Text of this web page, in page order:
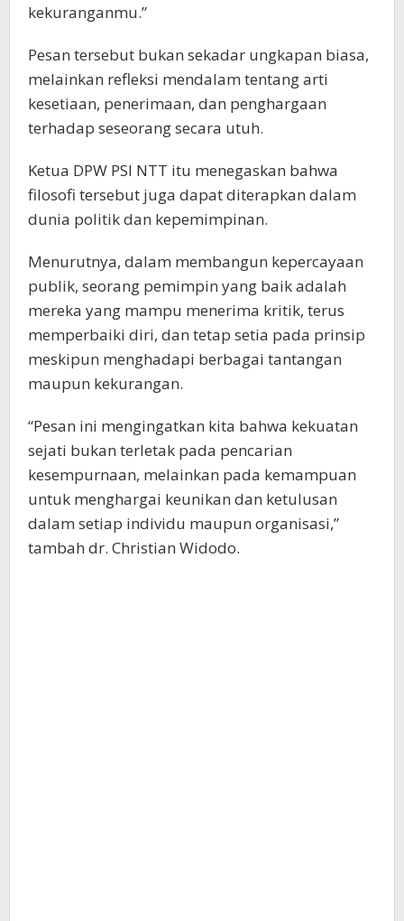
kekuranganmu.”
Pesan tersebut bukan sekadar ungkapan biasa,
melainkan refleksi mendalam tentang arti
kesetiaan, penerimaan, dan penghargaan
terhadap seseorang secara utuh.
Ketua DPW PSI NTT itu menegaskan bahwa
filosofi tersebut juga dapat diterapkan dalam
dunia politik dan kepemimpinan.
Menurutnya, dalam membangun kepercayaan
publik, seorang pemimpin yang baik adalah
mereka yang mampu menerima kritik, terus
memperbaiki diri, dan tetap setia pada prinsip
meskipun menghadapi berbagai tantangan
maupun kekurangan.
“Pesan ini mengingatkan kita bahwa kekuatan
sejati bukan terletak pada pencarian
kesempurnaan, melainkan pada kemampuan
untuk menghargai keunikan dan ketulusan
dalam setiap individu maupun organisasi,”
tambah dr. Christian Widodo.